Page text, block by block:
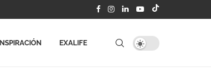
INSPIRACIÓN EXALIFE